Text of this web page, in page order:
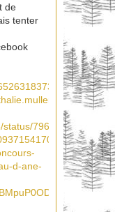
de
tenter
posts/
d-ane-
?